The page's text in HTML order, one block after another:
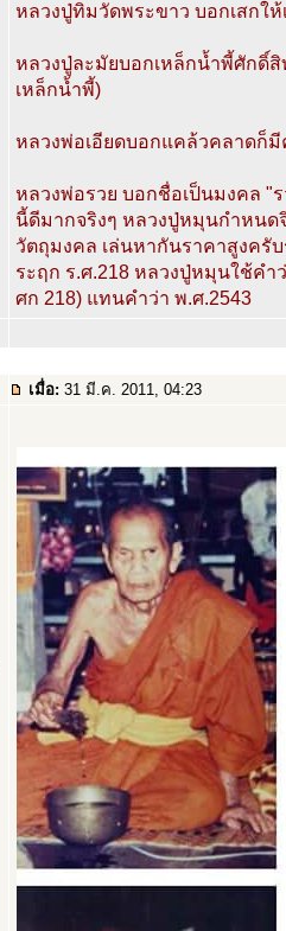
หลวงปู่ทิมวัดพระขาว บอกเสกใ
หลวงปู่ละมัยบอกเหล็กน้ำพี้ศักดิ์
เหล็กน้ำพี้)
หลวงพ่อเอียดบอกแคล้วคลาดก็มี
หลวงพ่อรวย บอกชื่อเป็นมงคล "
นี้ดีมากจริงๆ หลวงปู่หมุนกำหน
วัตถุมงคล เล่นหากันราคาสูงครั
ระฤก ร.ศ.218 หลวงปู่หมุนใช้ค
ศก 218) แทนคำว่า พ.ศ.2543
เมื่อ: 31 มี.ค. 2011, 04:23